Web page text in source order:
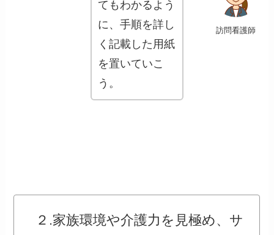
訪問看護師
てもわかるよう
に、手順を詳し
く記載した用紙
を置いていこ
う。
２.家族環境や介護力を見極め、サ